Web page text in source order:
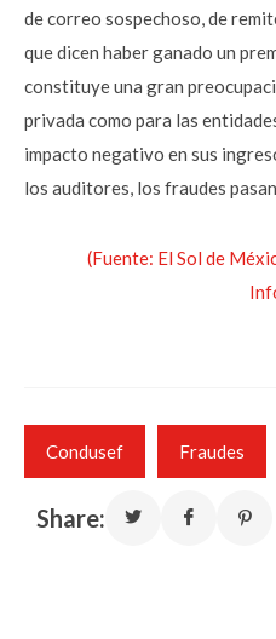
de correo sospechoso, de
que dicen haber ganado un
constituye una gran
privada como para las
impacto negativo en sus
los auditores, los fraudes
(Fuente: El Sol de
Condusef Fraudes
Share: